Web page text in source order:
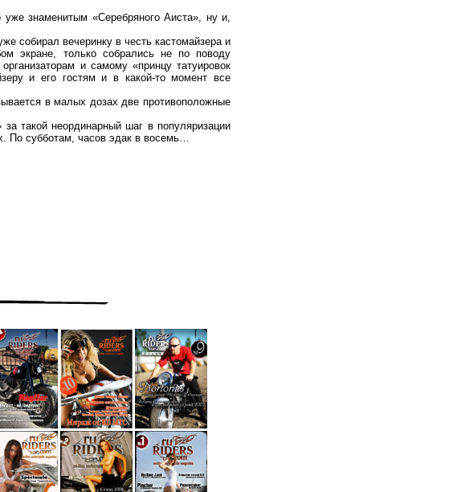
знаменитым «Серебряного Аиста», ну и,
вечеринку в честь кастомайзера и
экране, только собрались не по поводу
и самому «принцу татуировок
и его гостям и в какой-то момент все
в малых дозах две противоположные
неординарный шаг в популяризации
По субботам, часов эдак в восемь…